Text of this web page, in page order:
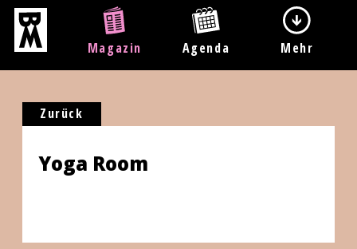
Magazin Agenda Mehr
Zurück
Yoga Room